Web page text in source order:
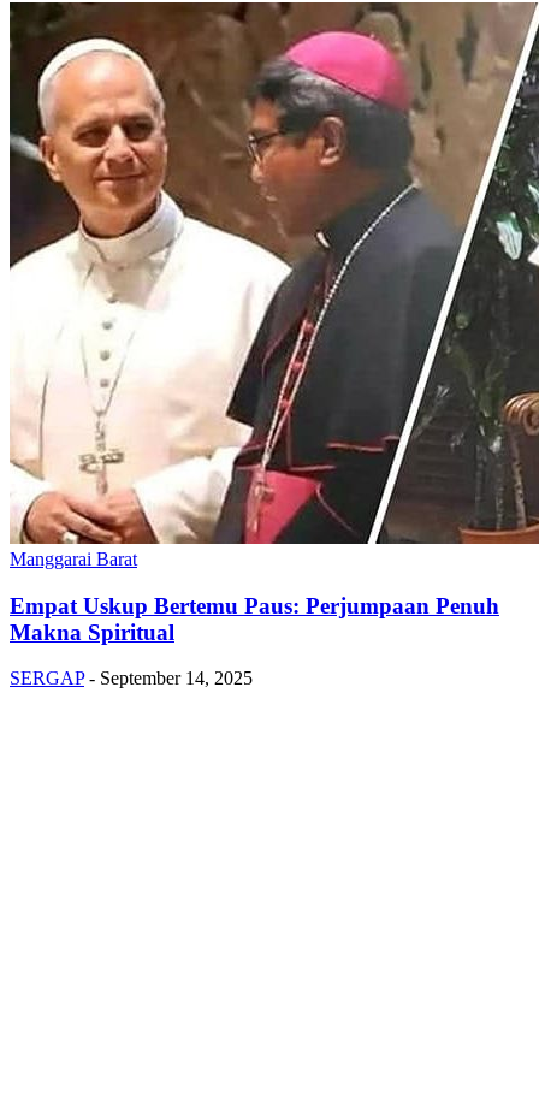
Manggarai Barat
Empat Uskup Bertemu Paus: Perjumpaan Penuh
Makna Spiritual
SERGAP - September 14, 2025